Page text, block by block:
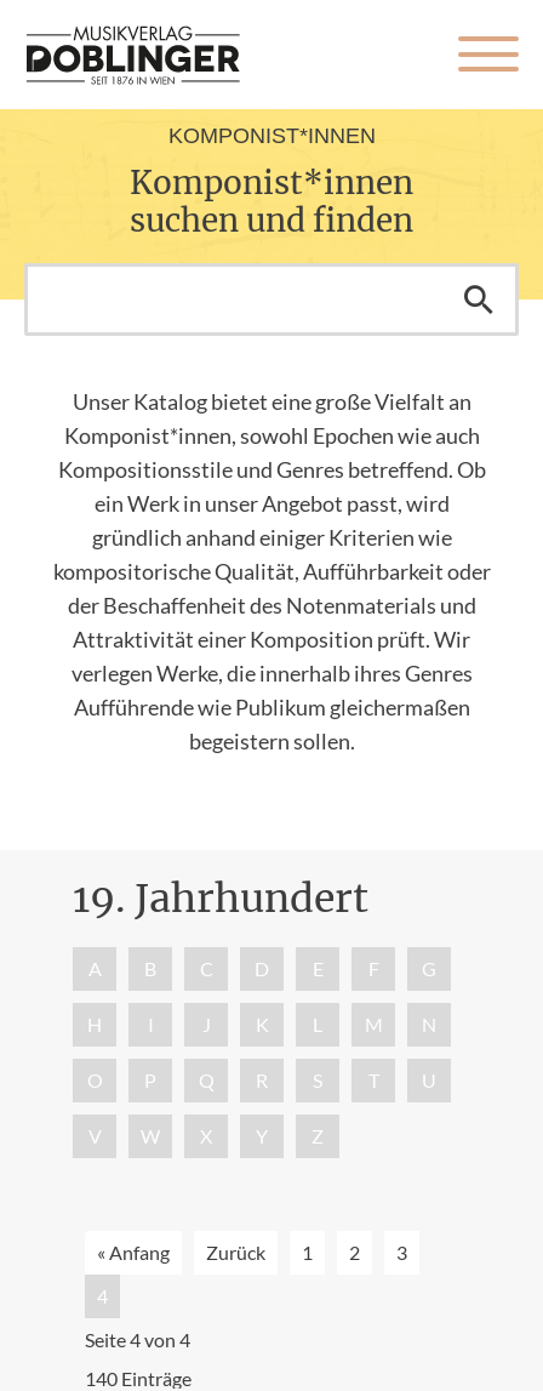
KOMPONIST*INNEN
Komponist*innen
suchen und finden
Unser Katalog bietet eine große Vielfalt an
Komponist*innen, sowohl Epochen wie auch
Kompositionsstile und Genres betreffend. Ob
ein Werk in unser Angebot passt, wird
gründlich anhand einiger Kriterien wie
kompositorische Qualität, Aufführbarkeit oder
der Beschaffenheit des Notenmaterials und
Attraktivität einer Komposition prüft. Wir
verlegen Werke, die innerhalb ihres Genres
Aufführende wie Publikum gleichermaßen
begeistern sollen.
19. Jahrhundert
A B C D E F G
H I J K L M N
O P Q R S T U
V W X Y Z
« Anfang Zurück 1 2
3
4
Seite 4 von 4
140 Einträge